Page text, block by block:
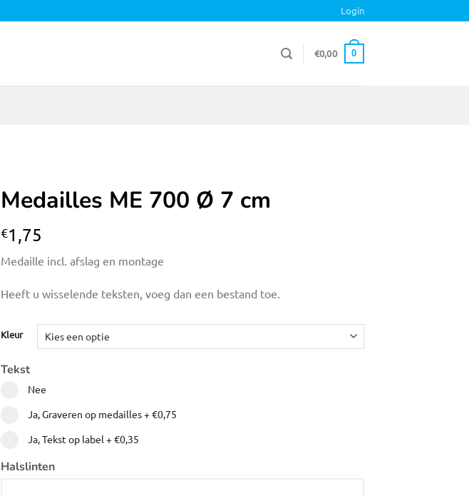
Login
€0,00 0
Medailles ME 700 Ø 7 cm
€1,75
Medaille incl. afslag en montage
Heeft u wisselende teksten, voeg dan een bestand toe.
Kleur
Tekst
Nee
Ja, Graveren op medailles+€0,75
Ja, Tekst op label +€0,35
Halslinten